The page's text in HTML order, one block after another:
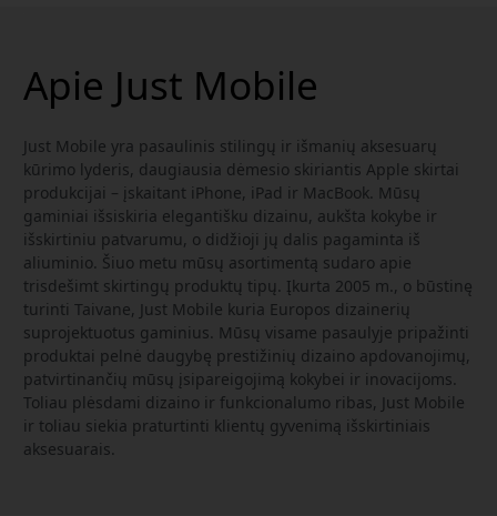
Apie Just Mobile
Just Mobile yra pasaulinis stilingų ir išmanių aksesuarų
kūrimo lyderis, daugiausia dėmesio skiriantis Apple skirtai
produkcijai – įskaitant iPhone, iPad ir MacBook. Mūsų
gaminiai išsiskiria elegantišku dizainu, aukšta kokybe ir
išskirtiniu patvarumu, o didžioji jų dalis pagaminta iš
aliuminio. Šiuo metu mūsų asortimentą sudaro apie
trisdešimt skirtingų produktų tipų. Įkurta 2005 m., o būstinę
turinti Taivane, Just Mobile kuria Europos dizainerių
suprojektuotus gaminius. Mūsų visame pasaulyje pripažinti
produktai pelnė daugybę prestižinių dizaino apdovanojimų,
patvirtinančių mūsų įsipareigojimą kokybei ir inovacijoms.
Toliau plėsdami dizaino ir funkcionalumo ribas, Just Mobile
ir toliau siekia praturtinti klientų gyvenimą išskirtiniais
aksesuarais.